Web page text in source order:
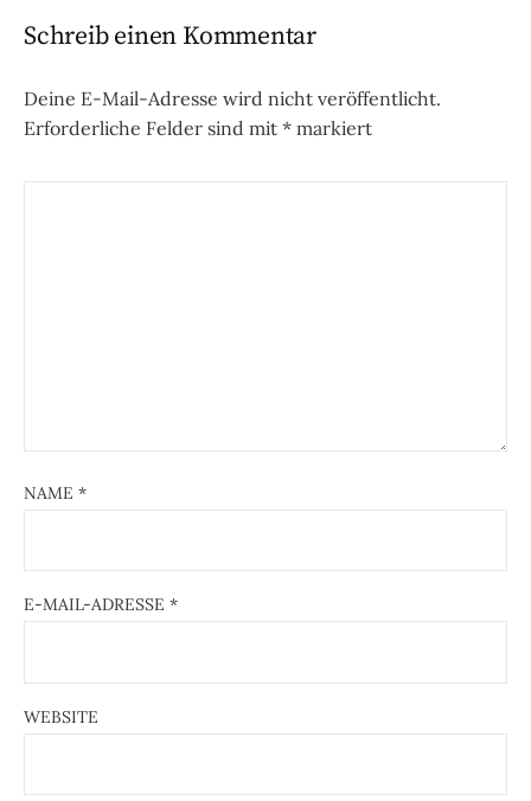
Schreib einen Kommentar
Deine E-Mail-Adresse wird nicht veröffentlicht.
Erforderliche Felder sind mit * markiert
NAME *
E-MAIL-ADRESSE *
WEBSITE